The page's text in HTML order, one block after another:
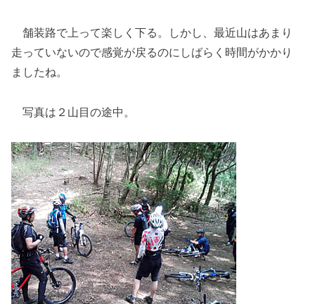
舗装路で上って楽しく下る。しかし、最近山はあまり
走っていないので感覚が戻るのにしばらく時間がかかり
ましたね。
写真は２山目の途中。